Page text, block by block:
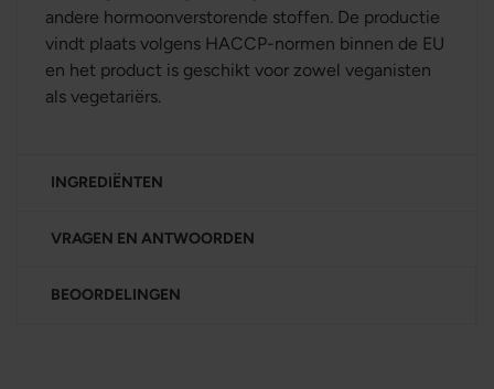
andere hormoonverstorende stoffen. De productie
vindt plaats volgens HACCP-normen binnen de EU
en het product is geschikt voor zowel veganisten
als vegetariërs.
INGREDIËNTEN
VRAGEN EN ANTWOORDEN
BEOORDELINGEN